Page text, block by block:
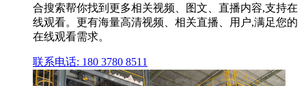
合搜索帮你找到更多相关视频、图文、直播内容,支持在
线观看。更有海量高清视频、相关直播、用户,满足您的
在线观看需求。
联系电话: 180 3780 8511